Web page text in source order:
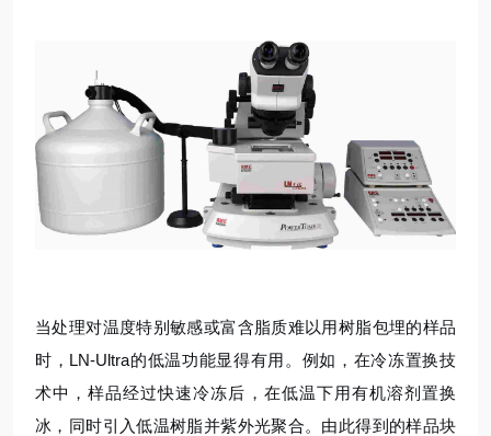
当处理对温度特别敏感或富含脂质难以用树脂包埋的样品
时，LN-Ultra的低温功能显得有用。例如，在冷冻置换技
术中，样品经过快速冷冻后，在低温下用有机溶剂置换
冰，同时引入低温树脂并紫外光聚合。由此得到的样品块